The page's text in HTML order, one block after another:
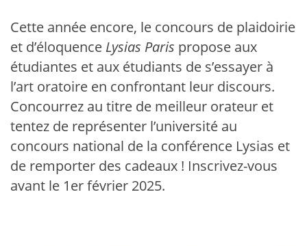
Cette année encore, le concours de plaidoirie
et d’éloquence Lysias Paris propose aux
étudiantes et aux étudiants de s’essayer à
l’art oratoire en confrontant leur discours.
Concourrez au titre de meilleur orateur et
tentez de représenter l’université au
concours national de la conférence Lysias et
de remporter des cadeaux ! Inscrivez-vous
avant le 1er février 2025.